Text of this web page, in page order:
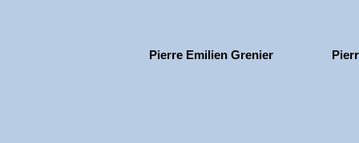
Pierre Emilien Grenier